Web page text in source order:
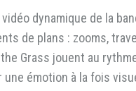
dynamique de la
de plans : zooms,
Grass jouent au
une émotion à la fois